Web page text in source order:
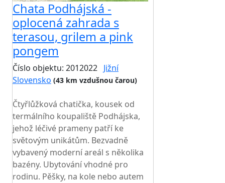
Chata Podhájská -
oplocená zahrada s
terasou, grilem a pink
pongem
Číslo objektu: 2012022 Jižní
Slovensko (43 km vzdušnou čarou)
Čtyřlůžková chatička, kousek od
termálního koupaliště Podhájska,
jehož léčivé prameny patří ke
světovým unikátům. Bezvadně
vybavený moderní areál s několika
bazény. Ubytování vhodné pro
rodinu. Pěšky, na kole nebo autem